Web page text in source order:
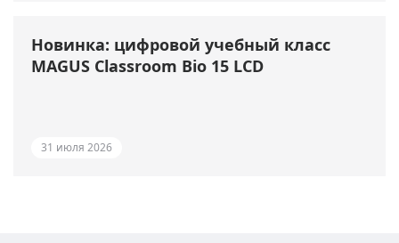
Новинка: цифровой учебный класс
MAGUS Classroom Bio 15 LCD
31 июля 2026